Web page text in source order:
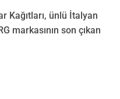
Kağıtları, ünlü İtalyan
markasının son çıkan